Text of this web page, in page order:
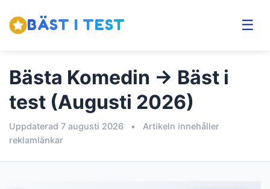
BÄST I TEST ☰
Bästa Komedin → Bäst i
test (Augusti 2026)
Uppdaterad 7 augusti 2026 •
Artikeln innehåller
reklamlänkar